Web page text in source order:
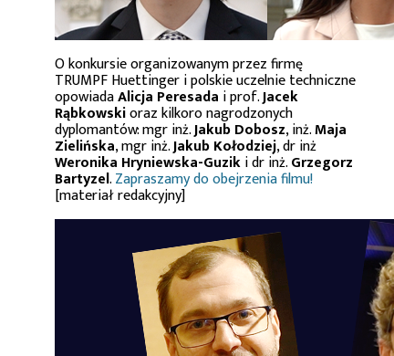
O konkursie organizowanym przez firmę
TRUMPF Huettinger i polskie uczelnie techniczne
opowiadaAlicja Peresada i prof.Jacek
Rąbkowskioraz kilkoro nagrodzonych
dyplomantów: mgr inż.Jakub Dobosz, inż.Maja
Zielińska, mgr inż.Jakub Kołodziej, dr inż
Weronika Hryniewska-Guziki dr inż.Grzegorz
Bartyzel.Zapraszamy do obejrzenia filmu!
[materiał redakcyjny]